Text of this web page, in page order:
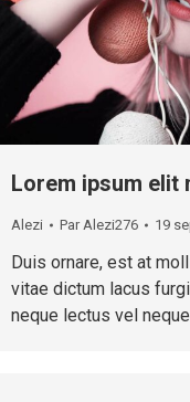
Lorem ipsum elit
Alezi ParAlezi276 19
Duis ornare, est at
vitae dictum lacus
neque lectus vel